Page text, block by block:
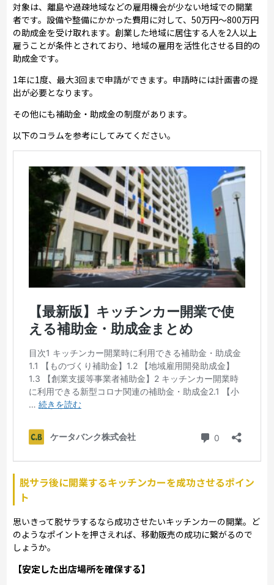
対象は、離島や過疎地域などの雇用機会が少ない地域での開業
者です。設備や整備にかかった費用に対して、50万円～800万円
の助成金を受け取れます。創業した地域に居住する人を2人以上
雇うことが条件とされており、地域の雇用を活性化させる目的の
助成金です。
1年に1度、最大3回まで申請ができます。申請時には計画書の提
出が必要となります。
その他にも補助金・助成金の制度があります。
以下のコラムを参考にしてみてください。
脱サラ後に開業するキッチンカーを成功させるポイン
ト
思いきって脱サラするなら成功させたいキッチンカーの開業。ど
のようなポイントを押さえれば、移動販売の成功に繋がるので
しょうか。
【安定した出店場所を確保する】